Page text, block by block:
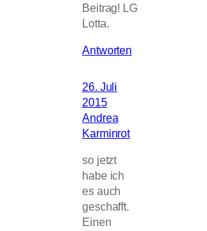
Beitrag! LG
Lotta.
Antworten
26. Juli
2015
Andrea
Karminrot
so jetzt
habe ich
es auch
geschafft.
Einen